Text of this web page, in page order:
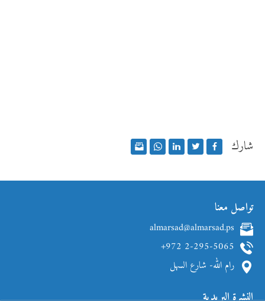
شارك
تواصل معنا
almarsad@almarsad.ps
+972 2-295-5065
رام الله- شارع السهل
النشرة البريدية